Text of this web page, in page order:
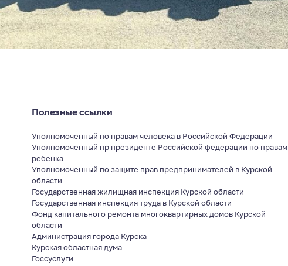
Полезные ссылки
Уполномоченный по правам человека в Российской Федерации
Уполномоченный пр президенте Российской федерации по правам
ребенка
Уполномоченный по защите прав предпринимателей в Курской
области
Государственная жилищная инспекция Курской области
Государственная инспекция труда в Курской области
Фонд капитального ремонта многоквартирных домов Курской
области
Администрация города Курска
Курская областная дума
Госсуслуги